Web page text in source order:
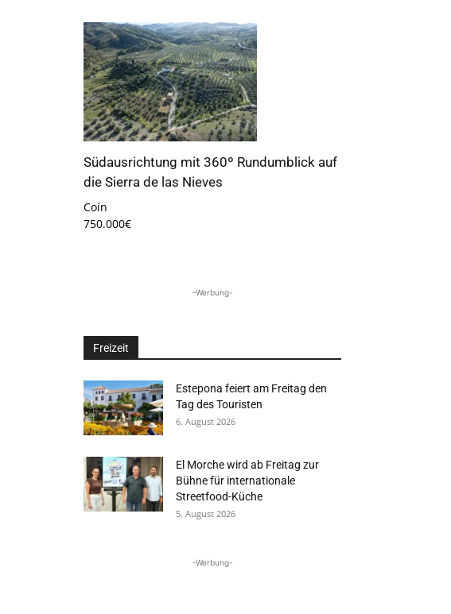
Südausrichtung mit 360º Rundumblick auf
die Sierra de las Nieves
Coín
750.000€
-Werbung-
Freizeit
Estepona feiert am Freitag den
Tag des Touristen
6. August 2026
El Morche wird ab Freitag zur
Bühne für internationale
Streetfood-Küche
5. August 2026
-Werbung-